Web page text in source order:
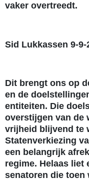
vaker overtreedt.
Sid Lukkassen 9-9-
Dit brengt ons op
en de
entiteiten. Die
overstijgen van de
vrijheid blijvend te
Statenverkiezing
een belangrijk
regime. Helaas liet
senatoren die toen